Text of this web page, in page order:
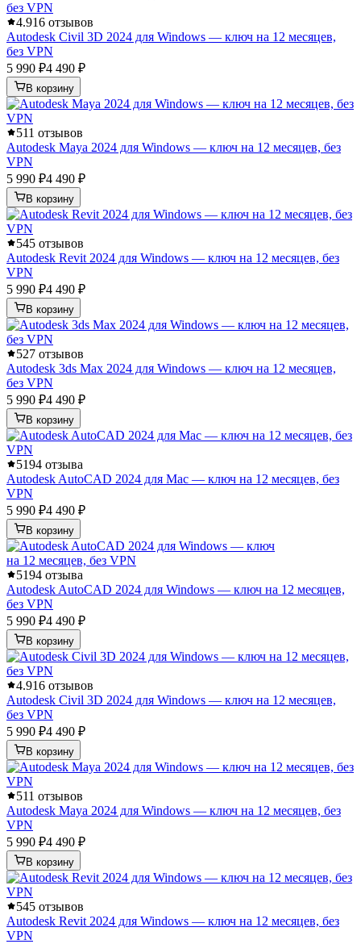
4.916 отзывов
Autodesk Civil 3D 2024 для Windows — ключ на 12 месяцев,
без VPN
5 990 ₽4 490 ₽
В корзину
511 отзывов
Autodesk Maya 2024 для Windows — ключ на 12 месяцев, без
VPN
5 990 ₽4 490 ₽
В корзину
545 отзывов
Autodesk Revit 2024 для Windows — ключ на 12 месяцев, без
VPN
5 990 ₽4 490 ₽
В корзину
527 отзывов
Autodesk 3ds Max 2024 для Windows — ключ на 12 месяцев,
без VPN
5 990 ₽4 490 ₽
В корзину
5194 отзыва
Autodesk AutoCAD 2024 для Mac — ключ на 12 месяцев, без
VPN
5 990 ₽4 490 ₽
В корзину
5194 отзыва
Autodesk AutoCAD 2024 для Windows — ключ на 12 месяцев,
без VPN
5 990 ₽4 490 ₽
В корзину
4.916 отзывов
Autodesk Civil 3D 2024 для Windows — ключ на 12 месяцев,
без VPN
5 990 ₽4 490 ₽
В корзину
511 отзывов
Autodesk Maya 2024 для Windows — ключ на 12 месяцев, без
VPN
5 990 ₽4 490 ₽
В корзину
545 отзывов
Autodesk Revit 2024 для Windows — ключ на 12 месяцев, без
VPN